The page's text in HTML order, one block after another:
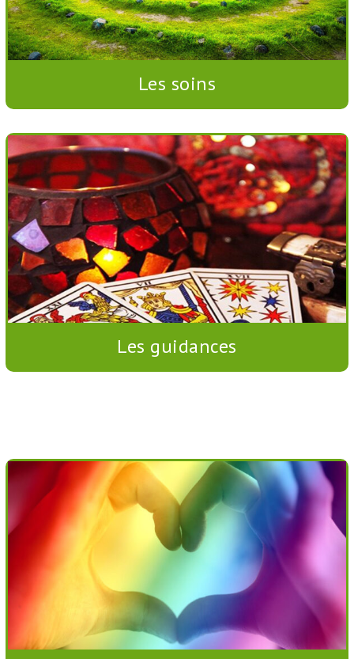
Les soins
Les guidances